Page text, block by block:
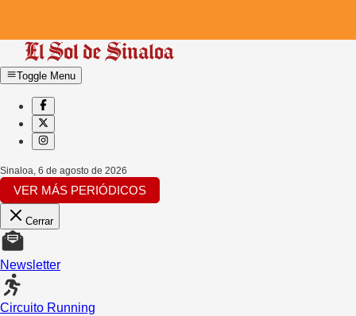
Toggle Menu
Sinaloa, 6 de agosto de 2026
VER MÁS PERIÓDICOS
Cerrar
Newsletter
Circuito Running